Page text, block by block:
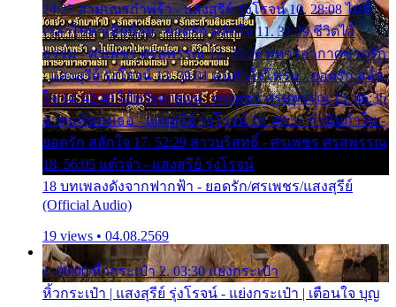
24:27 สามเณรกำพร้า - แสงสุรีย์ รุ่งโรจน์ 10. 28:08 ไม่มี
เวลาไปหาเมียน้อย - ยอดรัก สลักใจ 11. 31:29 ชีวิตไอ้
ธรรม - ศรเพชร ศรสุพรรณ 12. 35:26 ทหารอากาศขาดรัก
- แสงสุรีย์ รุ่งโรจน์ 13. 39:01 คนหัวใจโทรม - ยอดรัก สลัก
ใจ 14. 42:49 ไอ้หวังตายแน่ - ศรเพชร ศรสุพรรณ 15. 46:35
ธาตุแท้ของเธอ - แสงสุรีย์ รุ่งโรจน์ 16. 49:57 กำนันกำใน -
ยอดรัก สลักใจ 17. 52:29 สาวบริสุทธิ์ - ศรเพชร ศรสุพรรณ
18. 56:05 แต๋วจ๋า - แสงสุรีย์ รุ่งโรจน์
18 บทเพลงดังจากฟากฟ้า - ยอดรัก/ศรเพชร/แสงสุรีย์
(Official Audio)
19 views • 04.08.2569
1. 00:00 หิ้วกระเป๋า 2. 03:30 แย่งกระเป๋า
หิ้วกระเป๋า | แสงสุรีย์ รุ่งโรจน์ - แย่งกระเป๋า | เตือนใจ บุญ